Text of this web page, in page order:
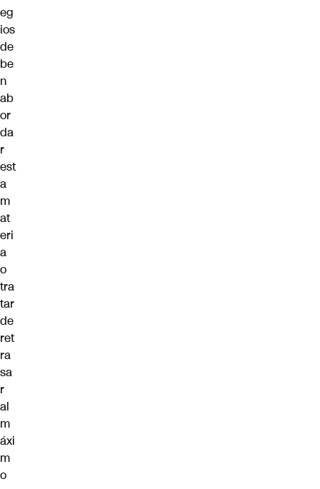
eg
ios
de
be
n
ab
or
da
r
est
a
m
at
eri
a
o
tra
tar
de
ret
ra
sa
r
al
m
áxi
m
o